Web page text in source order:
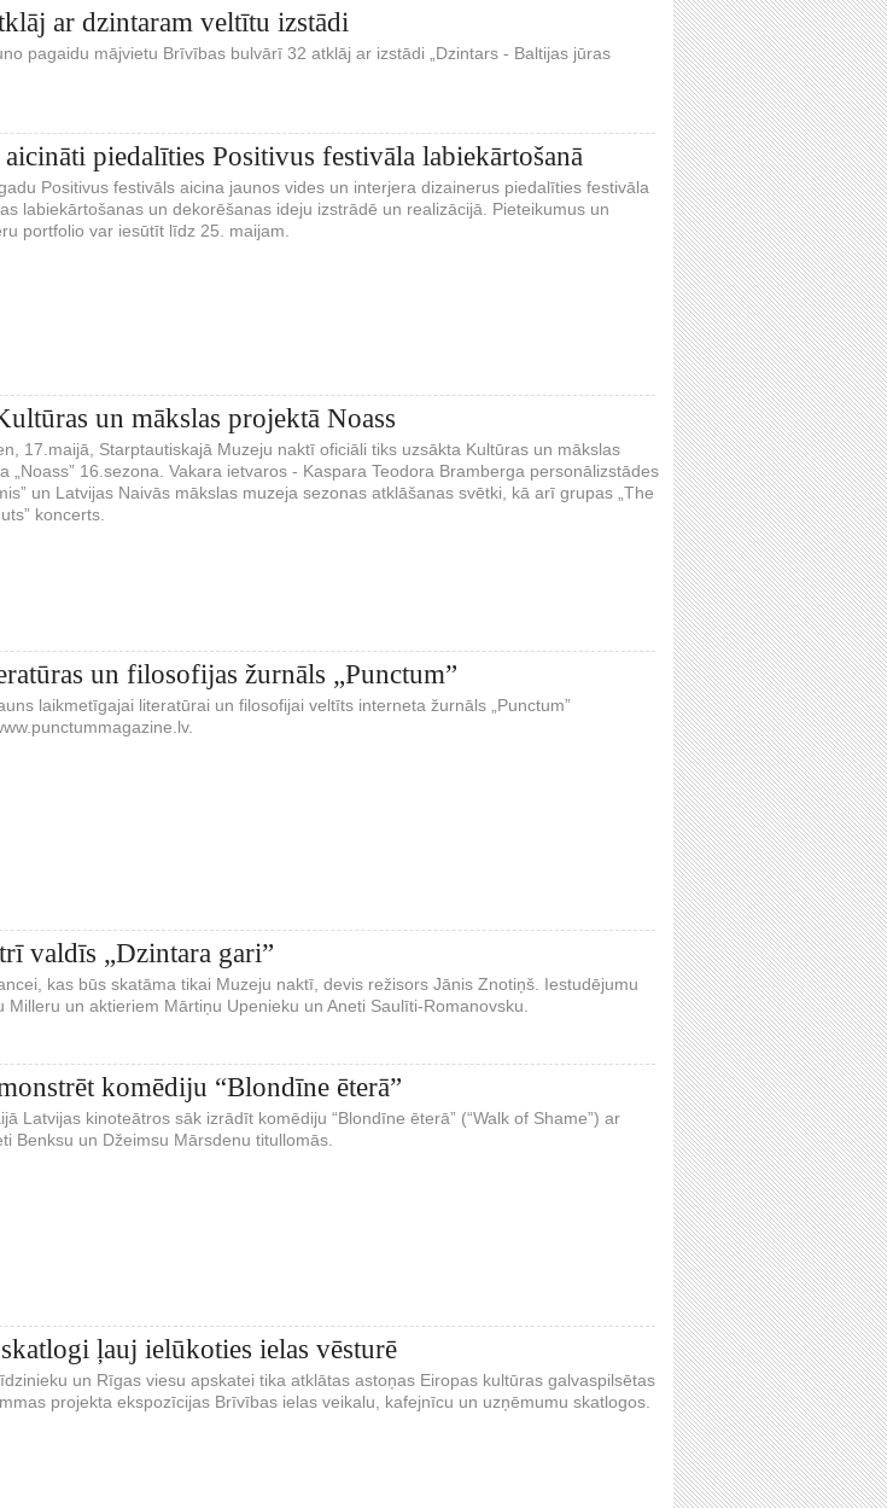
ar dzintaram veltītu izstādi
pagaidu mājvietu Brīvības bulvārī 32 atklāj ar izstādi „Dzintars - Baltijas jūras
piedalīties Positivus festivāla labiekārtošanā
Positivus festivāls aicina jaunos vides un interjera dizainerus piedalīties festivāla
labiekārtošanas un dekorēšanas ideju izstrādē un realizācijā. Pieteikumus un
portfolio var iesūtīt līdz 25. maijam.
un mākslas projektā Noass
17.maijā, Starptautiskajā Muzeju naktī oficiāli tiks uzsākta Kultūras un mākslas
„Noass” 16.sezona. Vakara ietvaros - Kaspara Teodora Bramberga personālizstādes
un Latvijas Naivās mākslas muzeja sezonas atklāšanas svētki, kā arī grupas „The
koncerts.
un filosofijas žurnāls „Punctum”
laikmetīgajai literatūrai un filosofijai veltīts interneta žurnāls „Punctum”
valdīs „Dzintara gari”
kas būs skatāma tikai Muzeju naktī, devis režisors Jānis Znotiņš. Iestudējumu
un aktieriem Mārtiņu Upenieku un Aneti Saulīti-Romanovsku.
komēdiju “Blondīne ēterā”
Latvijas kinoteātros sāk izrādīt komēdiju “Blondīne ēterā” (“Walk of Shame”) ar
Benksu un Džeimsu Mārsdenu titullomās.
ļauj ielūkoties ielas vēsturē
un Rīgas viesu apskatei tika atklātas astoņas Eiropas kultūras galvaspilsētas
projekta ekspozīcijas Brīvības ielas veikalu, kafejnīcu un uzņēmumu skatlogos.